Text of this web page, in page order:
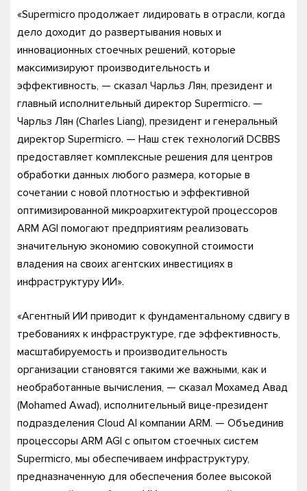
«Supermicro продолжает лидировать в отрасли, когда
дело доходит до развертывания новых и
инновационных стоечных решений, которые
максимизируют производительность и
эффективность, — сказал Чарльз Лян, президент и
главный исполнительный директор Supermicro. —
Чарльз Лян (Charles Liang), президент и генеральный
директор Supermicro. — Наш стек технологий DCBBS
предоставляет комплексные решения для центров
обработки данных любого размера, которые в
сочетании с новой плотностью и эффективной
оптимизированной микроархитектурой процессоров
ARM AGI помогают предприятиям реализовать
значительную экономию совокупной стоимости
владения на своих агентских инвестициях в
инфраструктуру ИИ».
«Агентный ИИ приводит к фундаментальному сдвигу в
требованиях к инфраструктуре, где эффективность,
масштабируемость и производительность
организации становятся такими же важными, как и
необработанные вычисления, — сказал Мохамед Авад
(Mohamed Awad), исполнительный вице-президент
подразделения Cloud AI компании ARM. — Объединив
процессоры ARM AGI с опытом стоечных систем
Supermicro, мы обеспечиваем инфраструктуру,
предназначенную для обеспечения более высокой